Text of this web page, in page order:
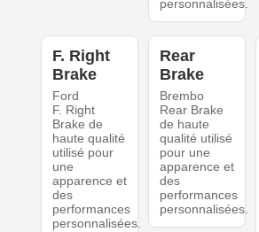
personnalisées.
F. Right
Brake
Ford
F. Right
Brake de
haute qualité
utilisé pour
une
apparence et
des
performances
personnalisées.
Rear
Brake
Brembo
Rear Brake
de haute
qualité utilisé
pour une
apparence et
des
performances
personnalisées.